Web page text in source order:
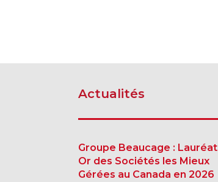
Actualités
Groupe Beaucage : Lauréat
Or des Sociétés les Mieux
Gérées au Canada en 2026